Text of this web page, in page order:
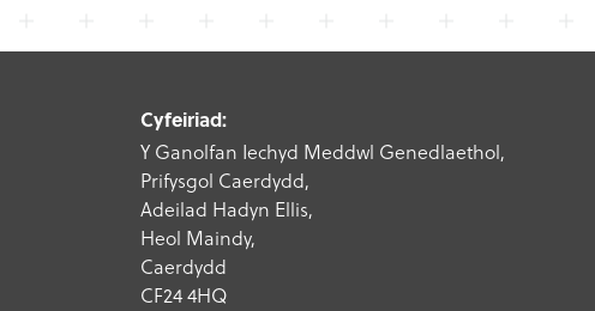
Cyfeiriad:
Y Ganolfan Iechyd Meddwl Genedlaethol,
Prifysgol Caerdydd,
Adeilad Hadyn Ellis,
Heol Maindy,
Caerdydd
CF24 4HQ